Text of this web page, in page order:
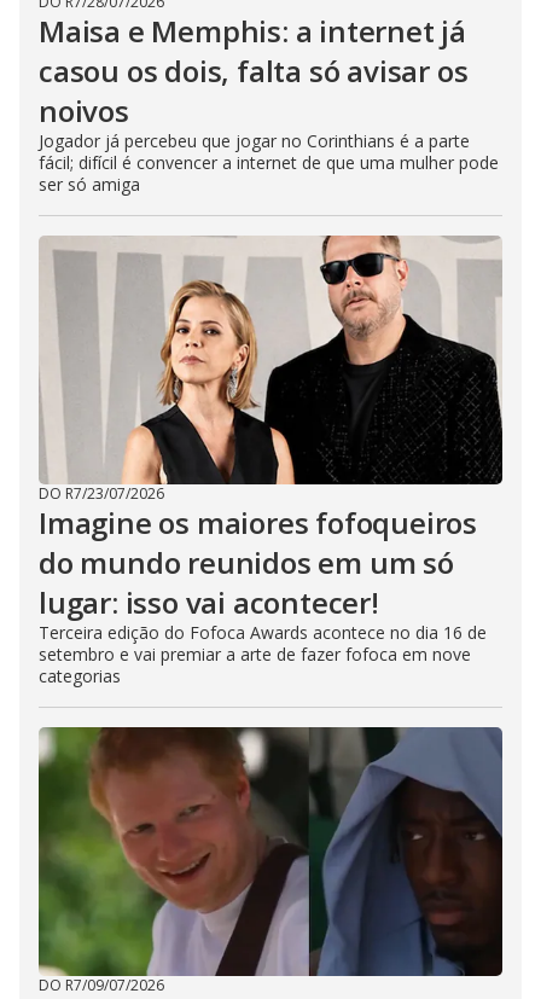
Maisa e Memphis: a internet já
casou os dois, falta só avisar os
noivos
Jogador já percebeu que jogar no Corinthians é a parte
fácil; difícil é convencer a internet de que uma mulher pode
ser só amiga
DO R7/23/07/2026
Imagine os maiores fofoqueiros
do mundo reunidos em um só
lugar: isso vai acontecer!
Terceira edição do Fofoca Awards acontece no dia 16 de
setembro e vai premiar a arte de fazer fofoca em nove
categorias
DO R7/09/07/2026